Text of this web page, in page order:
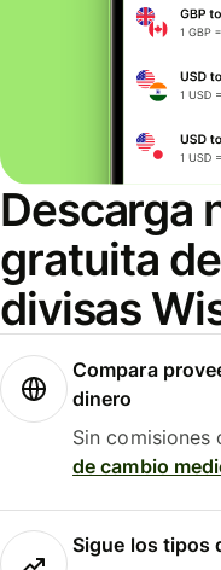
Descarga
gratuita
divisas
Compara
dinero
Sin comisiones
de cambio
Sigue los tipos